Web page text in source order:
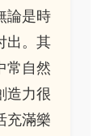
論是時
出。其
常自然
造力很
充滿樂